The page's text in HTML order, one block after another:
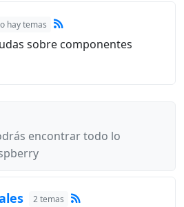
hay temas
sobre componentes
encontrar todo lo
2 temas